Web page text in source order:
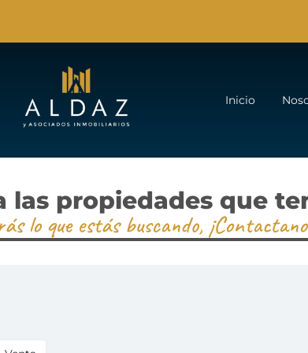
Inicio
las propiedades que
lo que estás buscando,